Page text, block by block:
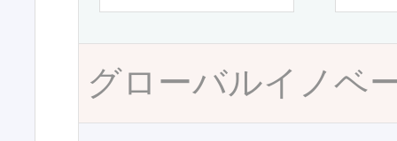
グローバルイノベ